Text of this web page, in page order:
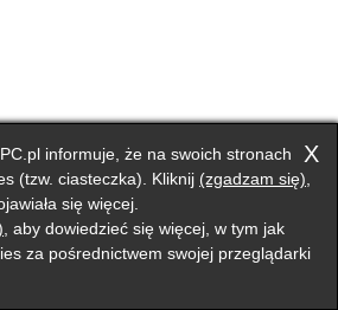
X
informuje, że na swoich stronach
(tzw. ciasteczka). Kliknij (zgadzam się)
się więcej.
, aby dowiedzieć się więcej, w tym jak
za pośrednictwem swojej przeglądarki